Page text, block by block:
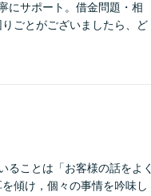
にサポート。借金問題・相
ごとがございましたら、ど
ることは「お客様の話をよく
傾け，個々の事情を吟味し